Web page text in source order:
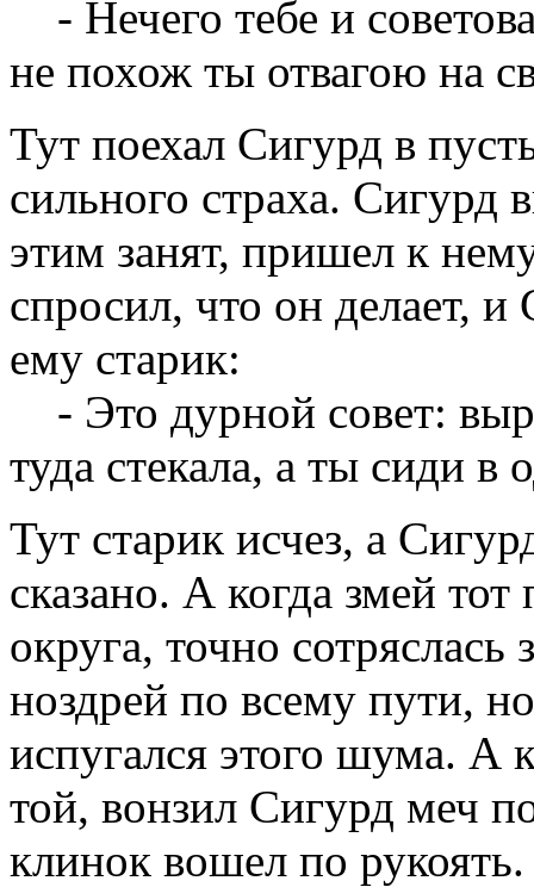
- Нечего тебе и
не похож ты отвагою на
Тут поехал Сигурд в
сильного страха. Сигурд
этим занят, пришел к
спросил, что он делает, и
ему старик:
- Это дурной совет:
туда стекала, а ты сиди в
Тут старик исчез, а
сказано. А когда змей
округа, точно
ноздрей по всему пути,
испугался этого шума. А
той, вонзил Сигурд меч
клинок вошел по